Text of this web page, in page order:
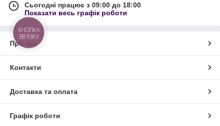
Сьогодні працює з 09:00 до 18:00
Показати весь графік роботи
Про нас
Контакти
Доставка та оплата
Графік роботи
КНОПКА
ЗВ'ЯЗКУ